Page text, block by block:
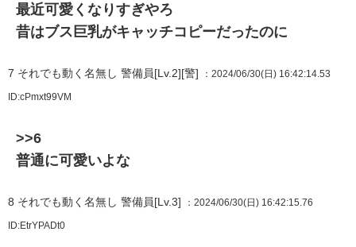
最近可愛くなりすぎやろ
昔はブス巨乳がキャッチコピーだったのに
7 それでも動く名無し 警備員[Lv.2][警] ：2024/06/30(日) 16:42:14.53
ID:cPmxt99VM
>>6
普通に可愛いよな
8 それでも動く名無し 警備員[Lv.3] ：2024/06/30(日) 16:42:15.76
ID:EtrYPADt0